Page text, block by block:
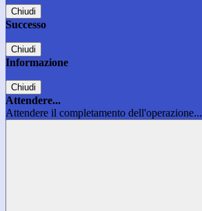
Chiudi
Successo
Chiudi
Informazione
Chiudi
Attendere...
Attendere il completamento dell'operazione...